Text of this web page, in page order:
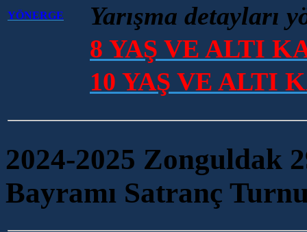
YÖNERGE
Yarışma detayları
8 YAŞ VE ALTI
10 YAŞ VE ALTI
2024-2025 Zonguldak
Bayramı Satranç